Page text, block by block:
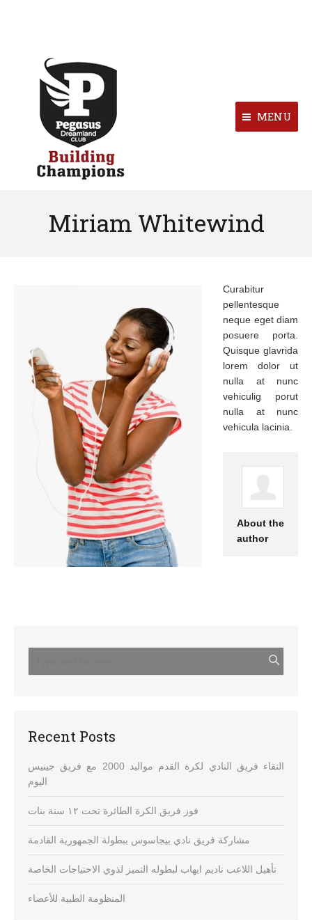
MENU
Miriam Whitewind
Curabitur
pellentesque
neque eget diam
posuere porta.
Quisque glavrida
lorem dolor ut
nulla at nunc
vehiculig porut
nulla at nunc
vehicula lacinia.
About the
author
Recent Posts
التقاء فريق النادي لكرة القدم مواليد 2000 مع فريق جينيس
اليوم
فوز فريق الكرة الطائرة تحت ١٢ سنة بنات
مشاركة فريق نادي بيجاسوس ببطولة الجمهورية القادمة
تأهيل اللاعب ناديم ايهاب لبطوله التميز لذوي الاحتياجات الخاصة
المنظومة الطبية للأعضاء